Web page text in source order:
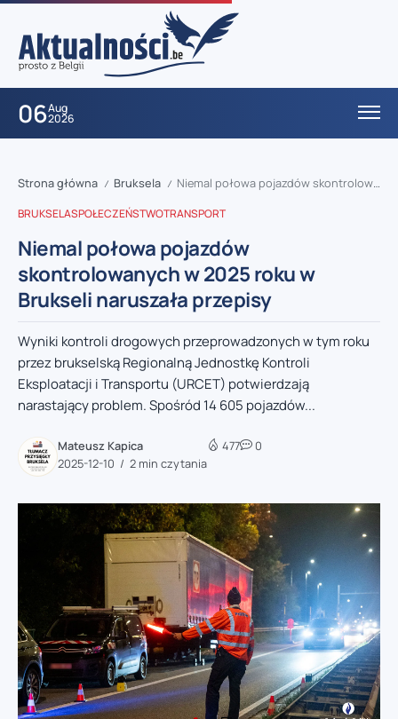
06Aug
2026
Strona główna / Bruksela / Niemal połowa pojazdów skontrolowanych w 2025 roku w Brukseli naruszała przepisy
BRUKSELASPOŁECZEŃSTWOTRANSPORT
Niemal połowa pojazdów
skontrolowanych w 2025 roku w
Brukseli naruszała przepisy
Wyniki kontroli drogowych przeprowadzonych w tym roku
przez brukselską Regionalną Jednostkę Kontroli
Eksploatacji i Transportu (URCET) potwierdzają
narastający problem. Spośród 14 605 pojazdów...
Mateusz Kapica
2025-12-10
2 min czytania
477 0